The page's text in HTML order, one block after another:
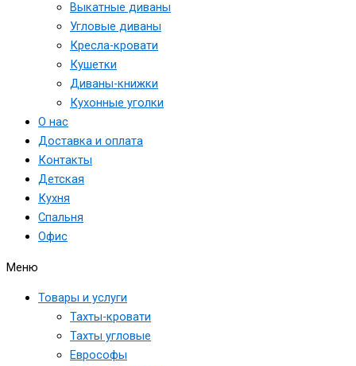
Выкатные диваны
Угловые диваны
Кресла-кровати
Кушетки
Диваны-книжки
Кухонные уголки
О нас
Доставка и оплата
Контакты
Детская
Кухня
Спальня
Офис
Меню
Товары и услуги
Тахты-кровати
Тахты угловые
Еврософы